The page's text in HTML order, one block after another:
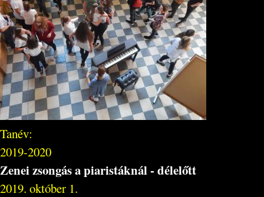
Tanév:
2019-2020
Zenei zsongás a piaristáknál - délelőtt
2019. október 1.